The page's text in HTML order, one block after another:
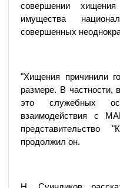
совершении
имущества
совершенных
"Хищения причинили
размере. В частности,
это служебных
взаимодействия с
продолжил он.